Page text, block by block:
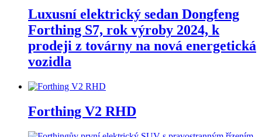
Luxusní elektrický sedan Dongfeng
Forthing S7, rok výroby 2024, k
prodeji z továrny na nová energetická
vozidla
Forthing V2 RHD